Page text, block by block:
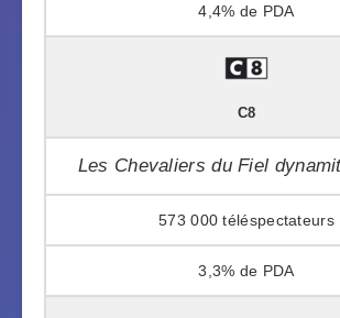
4,4%
C8
Les Chevaliers du Fiel
573 000
3,3%